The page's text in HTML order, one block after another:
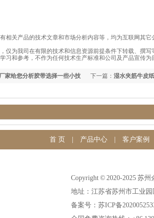
相关产品的技术文章和市场分析内容等，均为互联网其
仅为我司在有限的技术和信息资源前提条件下转载、撰
习和参考，不作为任何技术生产标准和公司及产品宣传为
下一篇： 湿水夹筋牛皮
家给您分析胶带选择一些小技
首 页 产品中心| 客户案例
Copyright © 2020-2025 苏
地址：江苏省苏州市工业
备案号：苏ICP备